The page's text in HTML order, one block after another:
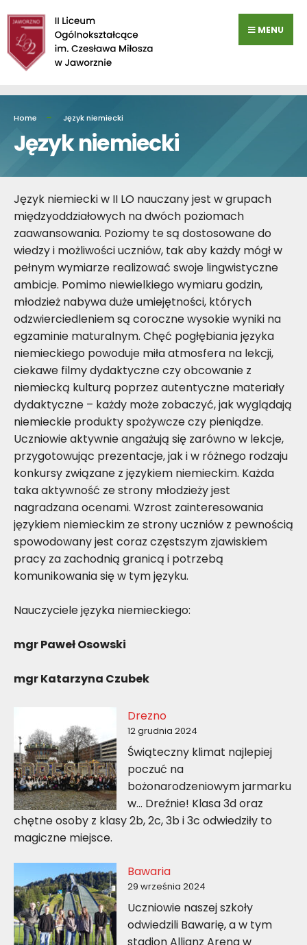
Przejdź
do
zawartości
MENU
Home Język niemiecki
Język niemiecki
Język niemiecki w II LO nauczany jest w grupach
międzyoddziałowych na dwóch poziomach
zaawansowania. Poziomy te są dostosowane do
wiedzy i możliwości uczniów, tak aby każdy mógł w
pełnym wymiarze realizować swoje lingwistyczne
ambicje. Pomimo niewielkiego wymiaru godzin,
młodzież nabywa duże umiejętności, których
odzwierciedleniem są coroczne wysokie wyniki na
egzaminie maturalnym. Chęć pogłębiania języka
niemieckiego powoduje miła atmosfera na lekcji,
ciekawe filmy dydaktyczne czy obcowanie z
niemiecką kulturą poprzez autentyczne materiały
dydaktyczne – każdy może zobaczyć, jak wyglądają
niemieckie produkty spożywcze czy pieniądze.
Uczniowie aktywnie angażują się zarówno w lekcje,
przygotowując prezentacje, jak i w różnego rodzaju
konkursy związane z językiem niemieckim. Każda
taka aktywność ze strony młodzieży jest
nagradzana ocenami. Wzrost zainteresowania
językiem niemieckim ze strony uczniów z pewnością
spowodowany jest coraz częstszym zjawiskiem
pracy za zachodnią granicą i potrzebą
komunikowania się w tym języku.
Nauczyciele języka niemieckiego:
mgr Paweł Osowski
mgr Katarzyna Czubek
Drezno
12 grudnia 2024
Świąteczny klimat najlepiej
poczuć na
bożonarodzeniowym jarmarku
w… Dreźnie! Klasa 3d oraz
chętne osoby z klasy 2b, 2c, 3b i 3c odwiedziły to
magiczne miejsce.
Bawaria
29 września 2024
Uczniowie naszej szkoły
odwiedzili Bawarię, a w tym